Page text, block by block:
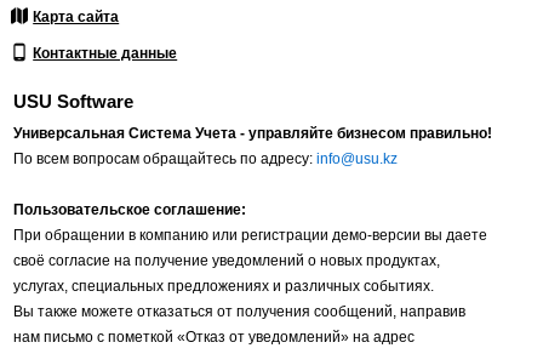
Карта сайта
Контактные данные
USU Software
Универсальная Система Учета - управляйте бизнесом правильно!
По всем вопросам обращайтесь по адресу:info@usu.kz
Пользовательское соглашение:
При обращении в компанию или регистрации демо-версии вы даете
своё согласие на получение уведомлений о новых продуктах,
услугах, специальных предложениях и различных событиях.
Вы также можете отказаться от получения сообщений, направив
нам письмо с пометкой «Отказ от уведомлений» на адрес